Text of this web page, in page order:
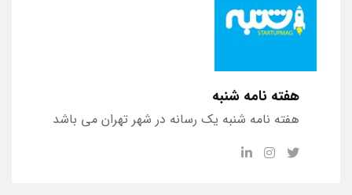
هفته نامه شنبه
هفته نامه شنبه یک رسانه در شهر تهران می باشد